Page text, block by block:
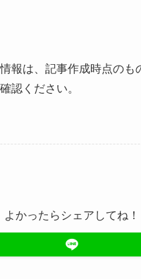
報は、記事作成時点のも
認ください。
よかったらシェアしてね！